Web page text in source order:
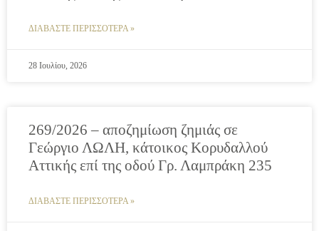
ΔΙΑΒΑΣΤΕ ΠΕΡΙΣΣΟΤΕΡΑ »
28 Ιουλίου, 2026
269/2026 – αποζημίωση ζημιάς σε
Γεώργιο ΛΩΛΗ, κάτοικος Κορυδαλλού
Αττικής επί της οδού Γρ. Λαμπράκη 235
ΔΙΑΒΑΣΤΕ ΠΕΡΙΣΣΟΤΕΡΑ »